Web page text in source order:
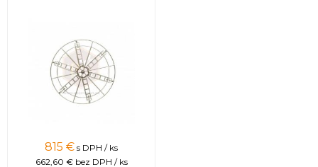
815 € s DPH / ks
662,60 € bez DPH / ks